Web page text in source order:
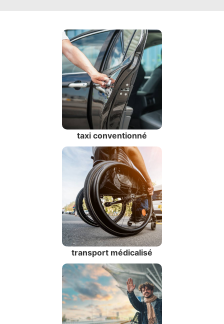
taxi conventionné
transport médicalisé